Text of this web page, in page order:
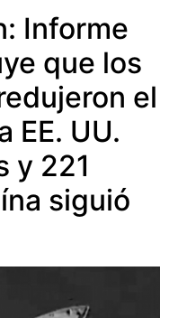
Informe
que los
el
EE. UU.
y 221
siguió